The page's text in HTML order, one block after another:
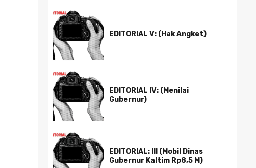
EDITORIAL V: (Hak Angket)
EDITORIAL IV: (Menilai
Gubernur)
EDITORIAL: III (Mobil Dinas
Gubernur Kaltim Rp8,5 M)